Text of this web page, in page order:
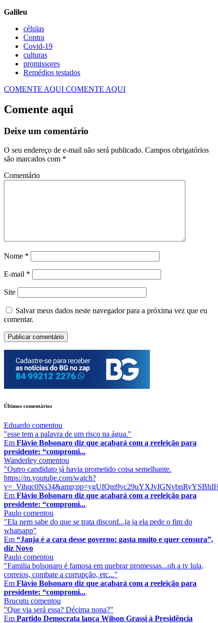
Galileu
células
Contra
Covid-19
culturas
promissores
Remédios testados
COMENTE AQUI COMENTE AQUI
Comente aqui
Deixe um comentário
O seu endereço de e-mail não será publicado. Campos obrigatórios
são marcados com *
Comentário
Nome *
E-mail *
Site
Salvar meus dados neste navegador para a próxima vez que eu
comentar.
Últimos comentários
Eduardo comentou
"esse tem a palavra de um risco na água."
Em Flávio Bolsonaro diz que acabará com a reeleição para
presidente: “compromi...
Wanderley comentou
"Outro candidato já havia prometido coisa semelhante.
https://m.youtube.com/watch?
Em Flávio Bolsonaro diz que acabará com a reeleição para
presidente: “compromi...
Paulo comentou
"Ela nem sabe do que se trata discord...ja ja ela pede o fim do
whatsapp"
Em “Janja é a cara desse governo: gasta muito e quer censura”,
diz Novo
Paulo comentou
"Familia bolsonaro é famosa em quebrar promessas...oh a tv lula,
correios, combate a corrupção, etc..."
Em Flávio Bolsonaro diz que acabará com a reeleição para
presidente: “compromi...
Brucutu comentou
"Que via será essa? Décima nona?"
Em Partido Democrata lança Wilson Grassi à Presidência